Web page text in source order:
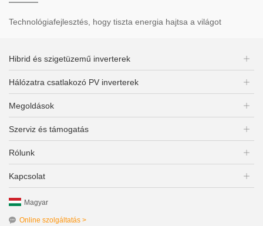
Technológiafejlesztés, hogy tiszta energia hajtsa a világot
Hibrid és szigetüzemű inverterek
Hálózatra csatlakozó PV inverterek
Megoldások
Szerviz és támogatás
Rólunk
Kapcsolat
Magyar
Online szolgáltatás >